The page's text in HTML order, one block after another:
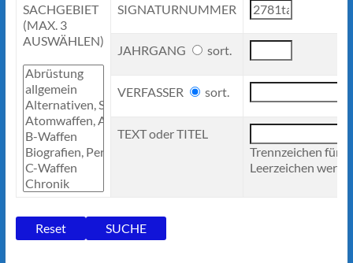
SACHGEBIET
(MAX. 3
AUSWÄHLEN)
SIGNATURNUMMER
JAHRGANG sort.
VERFASSER sort.
TEXT oder TITEL
Trennzeichen für
Leerzeichen